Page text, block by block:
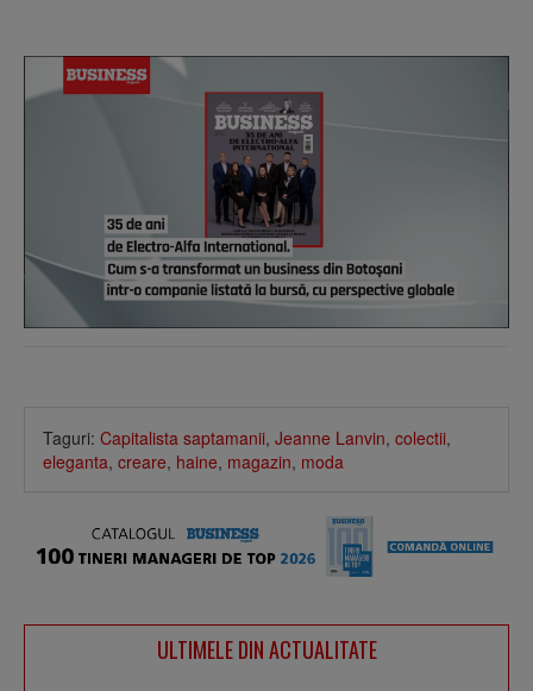
Taguri: Capitalista saptamanii, Jeanne Lanvin, colectii,
eleganta, creare, haine, magazin, moda
ULTIMELE DIN ACTUALITATE